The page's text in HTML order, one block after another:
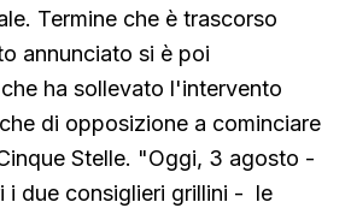
Termine che è trascorso
annunciato si è poi
ha sollevato l'intervento
di opposizione a cominciare
Stelle. "Oggi, 3 agosto -
i due consiglieri grillini - le